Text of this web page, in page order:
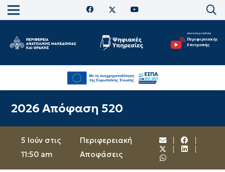
2026 Απόφαση 520
5 Ιούν στις
11:50 am
Περιφερειακή
Αποφάσεις